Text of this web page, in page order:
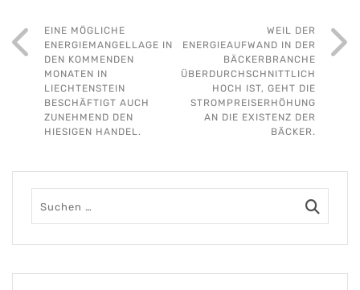
EINE MÖGLICHE
ENERGIEMANGELLAGE IN
DEN KOMMENDEN
MONATEN IN
LIECHTENSTEIN
BESCHÄFTIGT AUCH
ZUNEHMEND DEN
HIESIGEN HANDEL.
WEIL DER
ENERGIEAUFWAND IN DER
BÄCKERBRANCHE
ÜBERDURCHSCHNITTLICH
HOCH IST, GEHT DIE
STROMPREISERHÖHUNG
AN DIE EXISTENZ DER
BÄCKER.